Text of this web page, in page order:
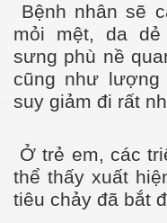
Bệnh nhân sẽ
mỏi mệt, da
sưng phù nề
cũng như
suy giảm đi rất
Ở trẻ em, các
thể thấy xuất
tiêu chảy đã bắt